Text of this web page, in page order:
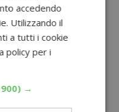
accedendo
Utilizzando il
a tutti i cookie
policy per i
→